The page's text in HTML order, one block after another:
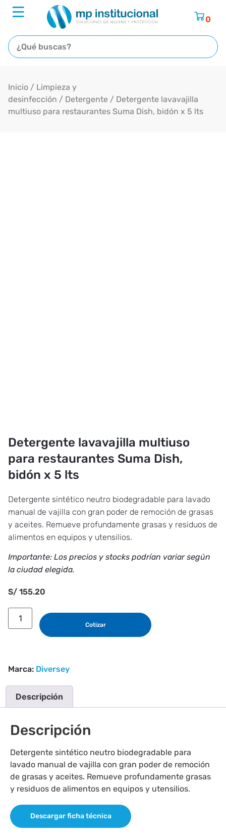
0
Inicio / Limpieza y
desinfección / Detergente / Detergente lavavajilla
multiuso para restaurantes Suma Dish, bidón x 5 lts
Detergente lavavajilla multiuso
para restaurantes Suma Dish,
bidón x 5 lts
Detergente sintético neutro biodegradable para lavado
manual de vajilla con gran poder de remoción de grasas
y aceites. Remueve profundamente grasas y residuos de
alimentos en equipos y utensilios.
Importante: Los precios y stocks podrían variar según
la ciudad elegida.
S/ 155.20
Cotizar
Marca: Diversey
Descripción
Descripción
Detergente sintético neutro biodegradable para
lavado manual de vajilla con gran poder de remoción
de grasas y aceites. Remueve profundamente grasas
y residuos de alimentos en equipos y utensilios.
Descargar ficha técnica